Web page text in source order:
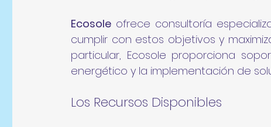
Ecosole ofrece consultoría
cumplir con estos objetivos y
particular, Ecosole proporciona
energético y la implementación de
Los Recursos Disponibles